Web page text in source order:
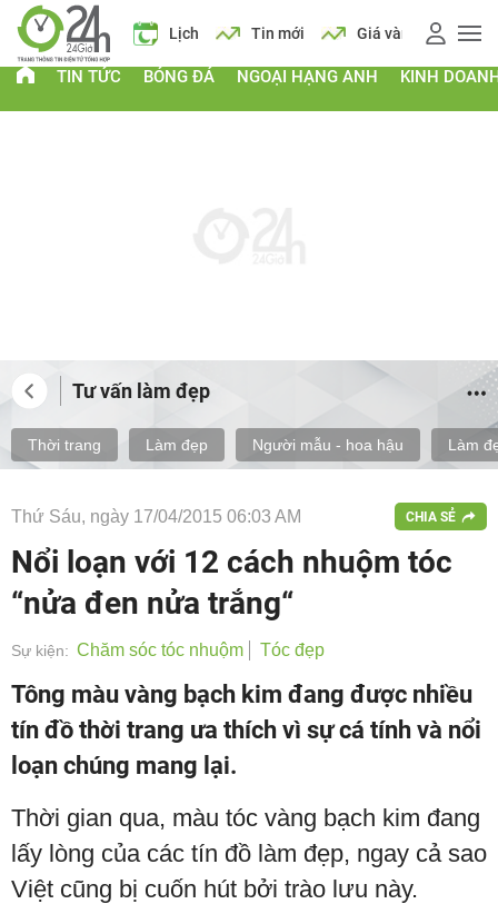
Lịch Tin mới Giá vàng Giá xăng Lịch
TIN TỨC BÓNG ĐÁ NGOẠI HẠNG ANH KINH
Tư vấn làm đẹp
Thời trang Làm đẹp Người mẫu - hoa hậu Làm
Thứ Sáu, ngày 17/04/2015 06:03 AM CHIA SẺ
Nổi loạn với 12 cách nhuộm tóc
“nửa đen nửa trắng“
Sự kiện: Chăm sóc tóc nhuộm Tóc đẹp
Tông màu vàng bạch kim đang được nhiều
tín đồ thời trang ưa thích vì sự cá tính và nổi
loạn chúng mang lại.
Thời gian qua, màu tóc vàng bạch kim đang
lấy lòng của các tín đồ làm đẹp, ngay cả sao
Việt cũng bị cuốn hút bởi trào lưu này.